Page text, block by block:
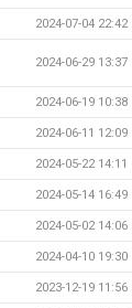
2024-07-04 22:42
2024-06-29 13:37
2024-06-19 10:38
2024-06-11 12:09
2024-05-22 14:11
2024-05-14 16:49
2024-05-02 14:06
2024-04-10 19:30
2023-12-19 11:56